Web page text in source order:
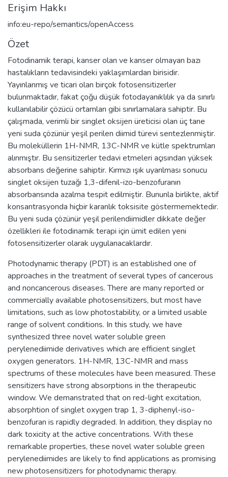
Erişim Hakkı
info:eu-repo/semantics/openAccess
Özet
Fotodinamik terapi, kanser olan ve kanser olmayan bazı
hastalıkların tedavisindeki yaklaşımlardan birisidir.
Yayınlanmış ve ticari olan birçok fotosensitizerler
bulunmaktadır, fakat çoğu düşük fotodayanıklılık ya da sınırlı
kullanılabilir çözücü ortamları gibi sınırlamalara sahiptir. Bu
çalışmada, verimli bir singlet oksijen üreticisi olan üç tane
yeni suda çözünür yeşil perilen diimid türevi sentezlenmiştir.
Bu moleküllerin 1H-NMR, 13C-NMR ve kütle spektrumları
alınmıştır. Bu sensitizerler tedavi etmeleri açısından yüksek
absorbans değerine sahiptir. Kırmızı ışık uyarılması sonucu
singlet oksijen tuzağı 1,3-difenil-izo-benzofuranın
absorbansında azalma tespit edilmiştir. Bununla birlikte, aktif
konsantrasyonda hiçbir karanlık toksisite göstermemektedir.
Bu yeni suda çözünür yeşil perilendiimidler dikkate değer
özellikleri ile fotodinamik terapi için ümit edilen yeni
fotosensitizerler olarak uygulanacaklardır.
Photodynamic therapy (PDT) is an established one of
approaches in the treatment of several types of cancerous
and noncancerous diseases. There are many reported or
commercially available photosensitizers, but most have
limitations, such as low photostability, or a limited usable
range of solvent conditions. In this study, we have
synthesized three novel water soluble green
perylenediimide derivatives which are efficient singlet
oxygen generators. 1H-NMR, 13C-NMR and mass
spectrums of these molecules have been measured. These
sensitizers have strong absorptions in the therapeutic
window. We demanstrated that on red-light excitation,
absorphtion of singlet oxygen trap 1, 3-diphenyl-iso-
benzofuran is rapidly degraded. In addition, they display no
dark toxicity at the active concentrations. With these
remarkable properties, these novel water soluble green
perylenediimides are likely to find applications as promising
new photosensitizers for photodynamic therapy.